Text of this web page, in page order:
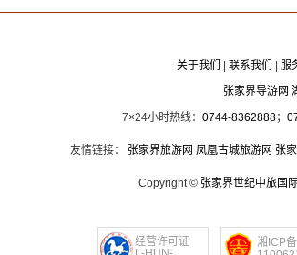
关于我们 联系我们 服
张家界导游网
7×24小时热线： 0744-8362888；
友情链接： 张家界旅游网 凤凰古城旅游网 张
Copyright © 张家界世纪中旅国
经营许可证
湘ICP备